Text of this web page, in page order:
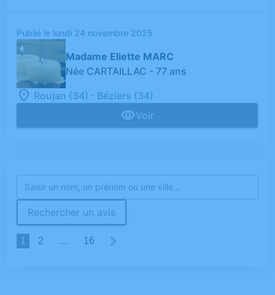
Publié le lundi 24 novembre 2025
Madame Eliette MARC
Née CARTAILLAC - 77 ans
Roujan (34) - Béziers (34)
Voir
Rechercher un avis
1 2 … 16